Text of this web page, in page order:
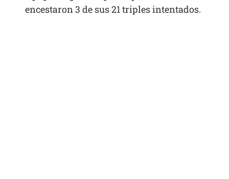
encestaron 3 de sus 21 triples intentados.